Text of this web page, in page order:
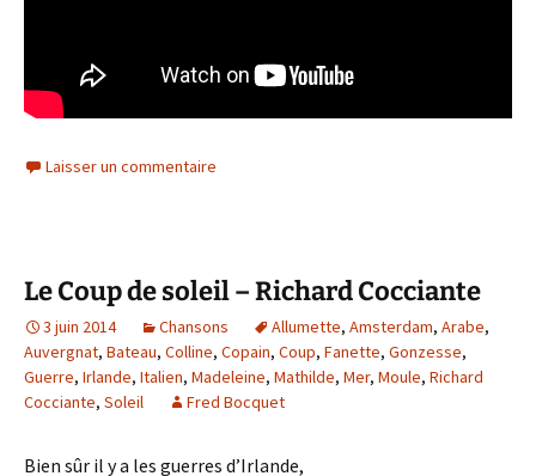
Laisser un commentaire
Le Coup de soleil – Richard Cocciante
3 juin 2014 Chansons Allumette, Amsterdam, Arabe,
Auvergnat, Bateau, Colline, Copain, Coup, Fanette, Gonzesse,
Guerre, Irlande, Italien, Madeleine, Mathilde, Mer, Moule, Richard
Cocciante, Soleil Fred Bocquet
Bien sûr il y a les guerres d’Irlande,